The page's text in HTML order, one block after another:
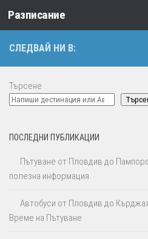
Към съдържанието
Разписание
СЛЕДВАЙ НИ В:
Търсене
ПОСЛЕДНИ ПУБЛИКАЦИИ
Пътуване от Пловдив до
полезна информация
Автобуси от Пловдив до
Време на Пътуване